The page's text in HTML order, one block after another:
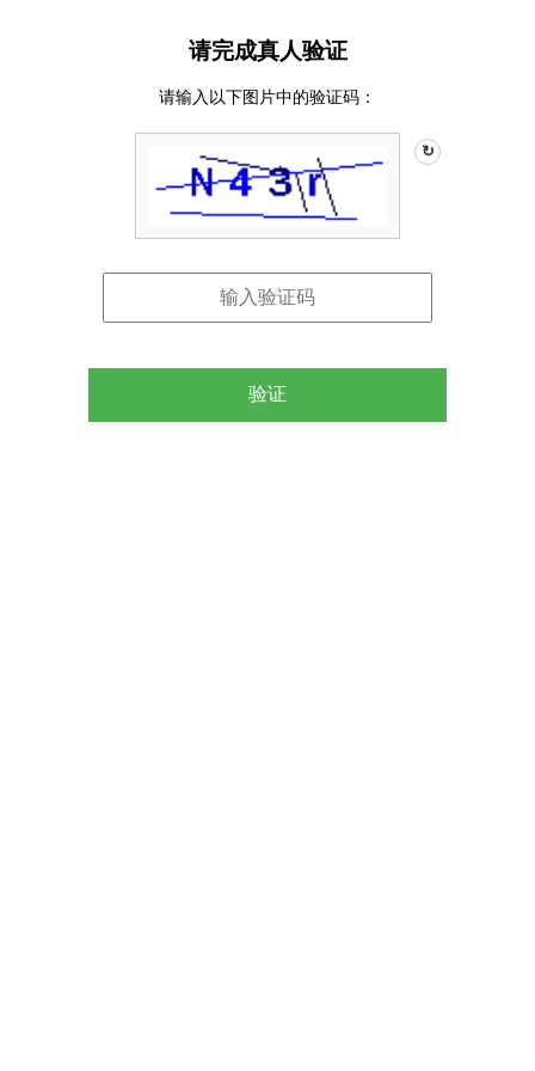
请完成真人验证
请输入以下图片中的验证码：
↻
验证